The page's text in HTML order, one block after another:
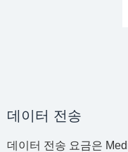
데이터 전송
데이터 전송 요금은